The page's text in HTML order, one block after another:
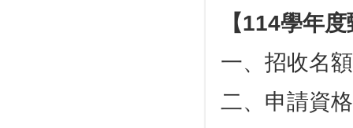
【114學年
一、招收名
二、申請資